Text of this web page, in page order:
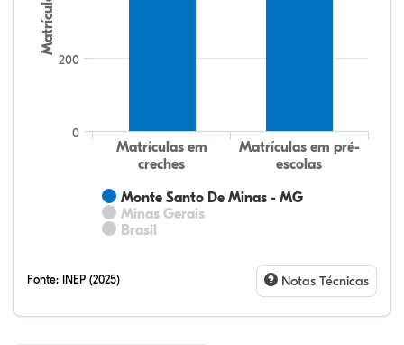
Matrículas
Monte Santo De Minas - MG
Minas Gerais
Brasil
Matrículas em
creches
Matrículas em pré-
escolas
0
200
Fonte: INEP (2025) Notas Técnicas